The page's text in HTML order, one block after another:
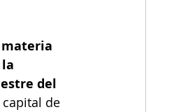
materia
del
de